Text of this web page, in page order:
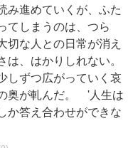
み進めていくが、ふた
てしまうのは、つら
切な人との日常が消え
は、はかりしれない。
しずつ広がっていく哀
奥が軋んだ。 '人生は
か答え合わせができな